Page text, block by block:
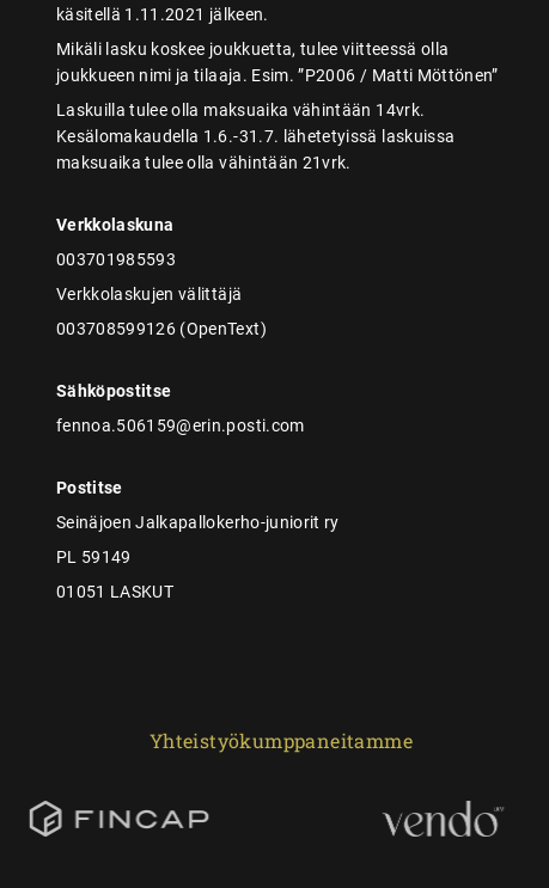
käsitellä 1.11.2021 jälkeen.
Mikäli lasku koskee joukkuetta, tulee viitteessä olla
joukkueen nimi ja tilaaja. Esim. ”P2006 / Matti Möttönen”
Laskuilla tulee olla maksuaika vähintään 14vrk.
Kesälomakaudella 1.6.-31.7. lähetetyissä laskuissa
maksuaika tulee olla vähintään 21vrk.
Verkkolaskuna
003701985593
Verkkolaskujen välittäjä
003708599126 (OpenText)
Sähköpostitse
fennoa.506159@erin.posti.com
Postitse
Seinäjoen Jalkapallokerho-juniorit ry
PL 59149
01051 LASKUT
Yhteistyökumppaneitamme